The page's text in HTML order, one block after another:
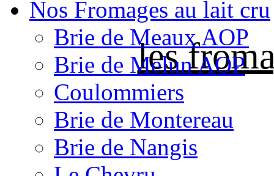
les
Nos Fromages au lait cru
Brie de Meaux AOP
Brie de Melun AOP
Coulommiers
Brie de Montereau
Brie de Nangis